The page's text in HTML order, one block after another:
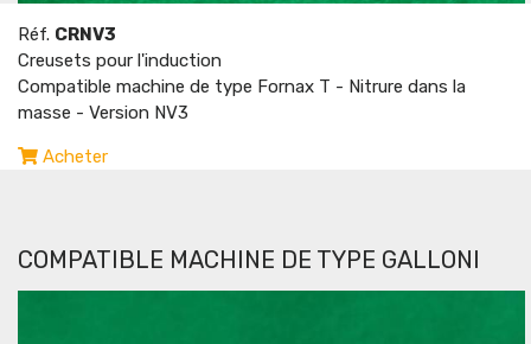
Réf. CRNV3
Creusets pour l'induction
Compatible machine de type Fornax T - Nitrure dans la
masse - Version NV3
Acheter
COMPATIBLE MACHINE DE TYPE GALLONI